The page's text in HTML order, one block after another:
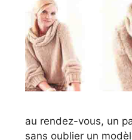
au rendez-vous, un
sans oublier un